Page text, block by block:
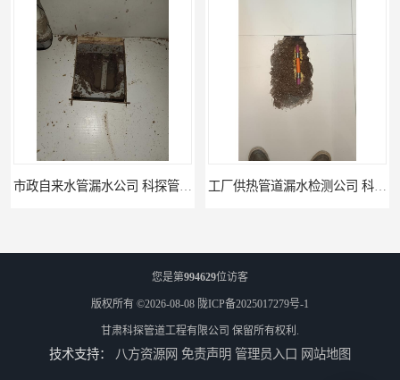
您是第994629位访客
版权所有 ©2026-08-08 陇ICP备2025017279号-1
甘肃科探管道工程有限公司 保留所有权利.
技术支持： 八方资源网 免责声明 管理员入口 网站地图